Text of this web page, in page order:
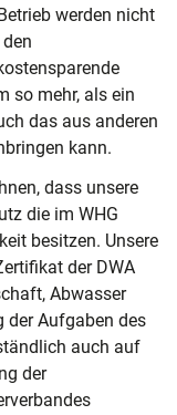
werden nicht
so mehr, als ein
das aus anderen
kann.
dass unsere
die im WHG
besitzen. Unsere
der DWA
Abwasser
der Aufgaben des
auch auf
der